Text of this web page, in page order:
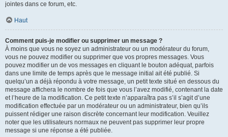
jointes dans ce forum, etc.
Haut
Comment puis-je modifier ou supprimer un message ?
À moins que vous ne soyez un administrateur ou un modérateur du forum,
vous ne pouvez modifier ou supprimer que vos propres messages. Vous
pouvez modifier un de vos messages en cliquant le bouton adéquat, parfois
dans une limite de temps après que le message initial ait été publié. Si
quelqu’un a déjà répondu à votre message, un petit texte situé en dessous du
message affichera le nombre de fois que vous l’avez modifié, contenant la date
et l’heure de la modification. Ce petit texte n’apparaîtra pas s’il s’agit d’une
modification effectuée par un modérateur ou un administrateur, bien qu’ils
puissent rédiger une raison discrète concernant leur modification. Veuillez
noter que les utilisateurs normaux ne peuvent pas supprimer leur propre
message si une réponse a été publiée.